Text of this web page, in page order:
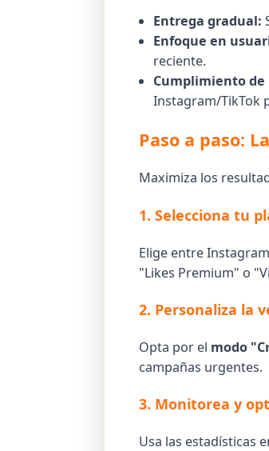
Entrega gradual:
Enfoque en
reciente.
Cumplimiento
Instagram/TikTok
Paso a paso:
Maximiza los
1. Selecciona tu
Elige entre
"Likes Premium" o
2. Personaliza la
Opta por el modo
campañas urgentes.
3. Monitorea y
Usa las estadísticas